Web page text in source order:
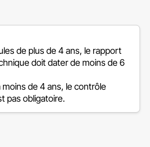
de plus de 4 ans, le rapport
doit dater de moins de 6
moins de 4 ans, le contrôle
pas obligatoire.